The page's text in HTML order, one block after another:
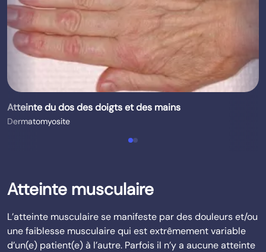
Atteinte du dos des doigts et des mains
Dermatomyosite
Atteinte musculaire
L’atteinte musculaire se manifeste par des douleurs et/ou
une faiblesse musculaire qui est extrêmement variable
d’un(e) patient(e) à l’autre. Parfois il n’y a aucune atteinte